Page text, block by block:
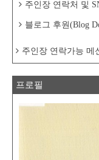
주인장 연락처 및
블로그 후원(Blog
주인장 연락가능 메
프로필